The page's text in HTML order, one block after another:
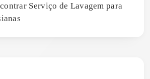
Serviço de Lavagem para